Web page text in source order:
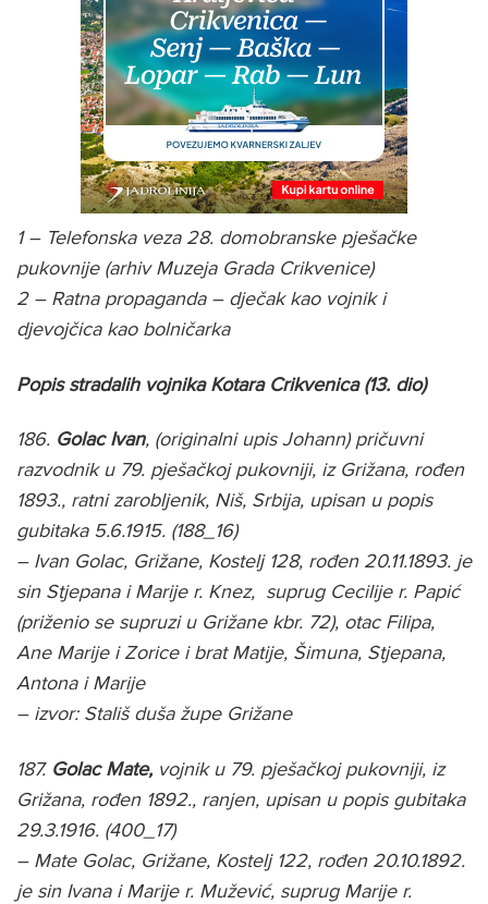
1 – Telefonska veza 28. domobranske pješačke
pukovnije (arhiv Muzeja Grada Crikvenice)
2 – Ratna propaganda – dječak kao vojnik i
djevojčica kao bolničarka
Popis stradalih vojnika Kotara Crikvenica (13. dio)
186. Golac Ivan, (originalni upis Johann) pričuvni
razvodnik u 79. pješačkoj pukovniji, iz Grižana, rođen
1893., ratni zarobljenik, Niš, Srbija, upisan u popis
gubitaka 5.6.1915. (188_16)
– Ivan Golac, Grižane, Kostelj 128, rođen 20.11.1893. je
sin Stjepana i Marije r. Knez, suprug Cecilije r. Papić
(priženio se supruzi u Grižane kbr. 72), otac Filipa,
Ane Marije i Zorice i brat Matije, Šimuna, Stjepana,
Antona i Marije
– izvor: Stališ duša župe Grižane
187. Golac Mate, vojnik u 79. pješačkoj pukovniji, iz
Grižana, rođen 1892., ranjen, upisan u popis gubitaka
29.3.1916. (400_17)
– Mate Golac, Grižane, Kostelj 122, rođen 20.10.1892.
je sin Ivana i Marije r. Mužević, suprug Marije r.